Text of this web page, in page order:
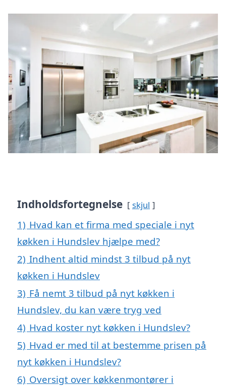
Indholdsfortegnelse skjul
1) Hvad kan et firma med speciale i nyt
køkken i Hundslev hjælpe med?
2) Indhent altid mindst 3 tilbud på nyt
køkken i Hundslev
3) Få nemt 3 tilbud på nyt køkken i
Hundslev, du kan være tryg ved
4) Hvad koster nyt køkken i Hundslev?
5) Hvad er med til at bestemme prisen på
nyt køkken i Hundslev?
6) Oversigt over køkkenmontører i